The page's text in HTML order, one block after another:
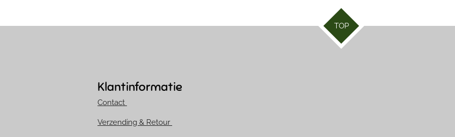
TOP
Klantinformatie
Contact
Verzending & Retour